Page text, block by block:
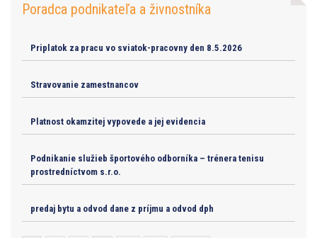
Poradca podnikateľa a živnostníka
Priplatok za pracu vo sviatok-pracovny den 8.5.2026
Stravovanie zamestnancov
Platnost okamzitej vypovede a jej evidencia
Podnikanie služieb športového odborníka – trénera tenisu
prostredníctvom s.r.o.
predaj bytu a odvod dane z príjmu a odvod dph